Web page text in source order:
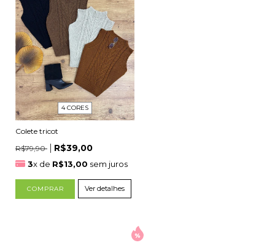
4 CORES
Colete tricot
R$79,90
R$39,00
3x de R$13,00 sem juros
COMPRAR Ver detalhes